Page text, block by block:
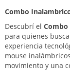
Combo
Descubrí el
para quienes
experiencia
mouse
movimiento y una